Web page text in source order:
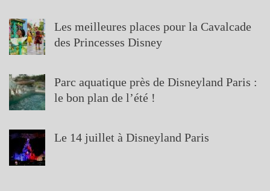
Les meilleures places pour la Cavalcade
des Princesses Disney
Parc aquatique près de Disneyland Paris :
le bon plan de l’été !
Le 14 juillet à Disneyland Paris